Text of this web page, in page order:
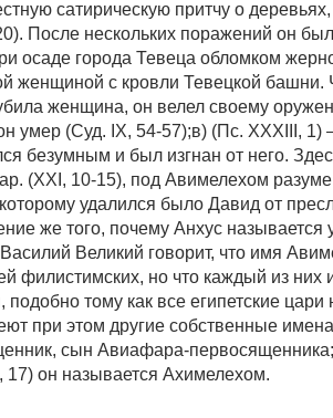
сатирическую притчу о
После нескольких поражений он
осаде города Тевеца обломком
женщиной с кровли Тевецкой башни.
женщина, он велел своему
умер (Суд. IX, 54-57);в) (Пс. XXXIII,
безумным и был изгнан от него.
(XXI, 10-15), под Авимелехом
удалился было Давид от
же того, почему Анхус называется
Великий говорит, что имя
филистимских, но что каждый из них
подобно тому как все египетские
при этом другие собственные
сын Авиафара-
17) он называется Ахимелехом.